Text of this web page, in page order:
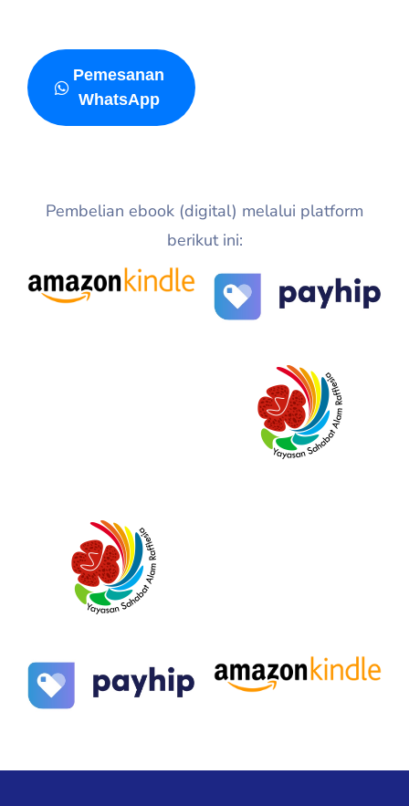
Pemesanan
WhatsApp
Pembelian ebook (digital) melalui platform
berikut ini: